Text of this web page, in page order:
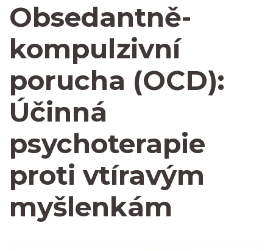
Obsedantně-
kompulzivní
porucha (OCD):
Účinná
psychoterapie
proti vtíravým
myšlenkám